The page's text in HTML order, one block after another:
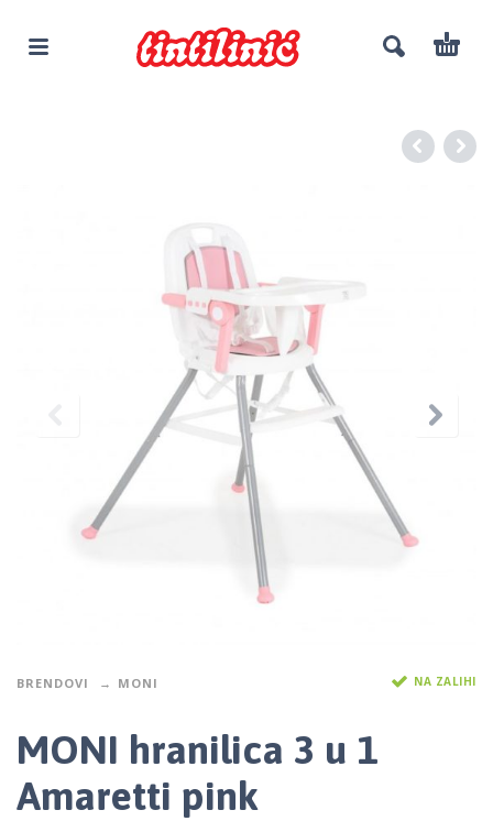
BRENDOVI MONI NA ZALIHI
MONI hranilica 3 u 1
Amaretti pink